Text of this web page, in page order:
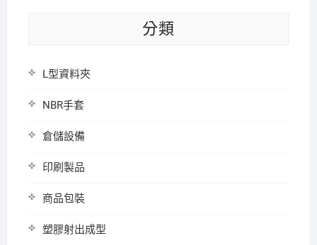
分類
L型資料夾
NBR手套
倉儲設備
印刷製品
商品包裝
塑膠射出成型